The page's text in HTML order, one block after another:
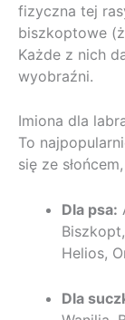
fizyczna tej
biszkoptowe
Każde z nich
wyobraźni.
Imiona dla
To
się ze
Dla psa:
Helios,
Dla